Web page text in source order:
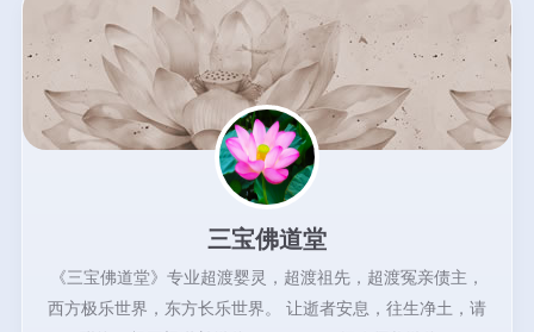
三宝佛道堂
《三宝佛道堂》专业超渡婴灵，超渡祖先，超渡冤亲债主，
西方极乐世界，东方长乐世界。 让逝者安息，往生净土，请